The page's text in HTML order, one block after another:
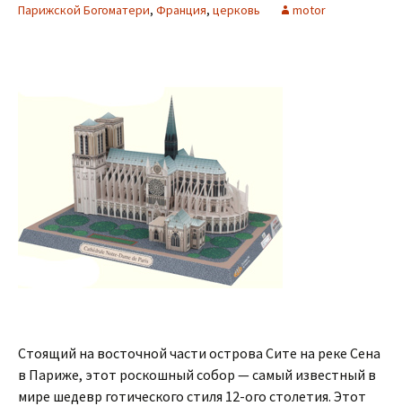
Парижской Богоматери, Франция, церковь motor
Стоящий на восточной части острова Сите на реке Сена
в Париже, этот роскошный собор — самый известный в
мире шедевр готического стиля 12-ого столетия. Этот